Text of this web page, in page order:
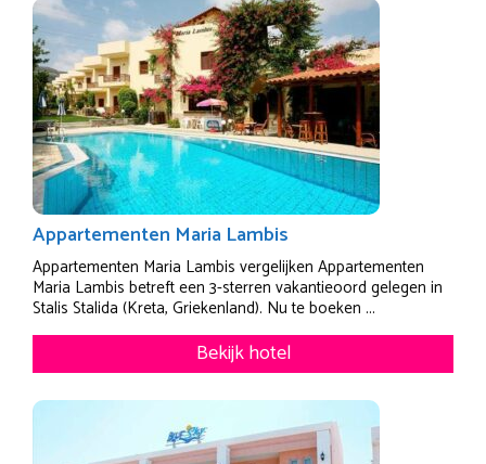
Appartementen Maria Lambis
Appartementen Maria Lambis vergelijken Appartementen
Maria Lambis betreft een 3-sterren vakantieoord gelegen in
Stalis Stalida (Kreta, Griekenland). Nu te boeken ...
Bekijk hotel